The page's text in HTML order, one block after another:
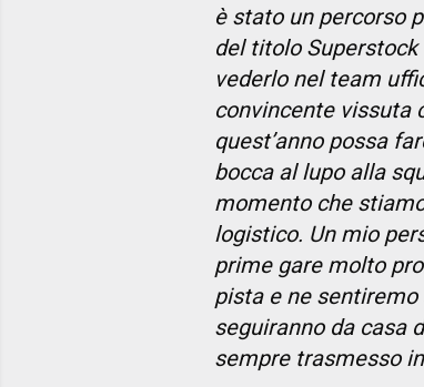
è stato un percorso
del titolo
vederlo nel team
convincente vissuta
quest’anno possa
bocca al lupo alla
momento che
logistico. Un mio
prime gare molto
pista e ne sentiremo
seguiranno da casa
sempre trasmesso